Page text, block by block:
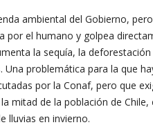
ambiental del Gobierno,
por el humano y golpea
la sequía, la
Una problemática para la que
por la Conaf, pero que
mitad de la población de
lluvias en invierno.